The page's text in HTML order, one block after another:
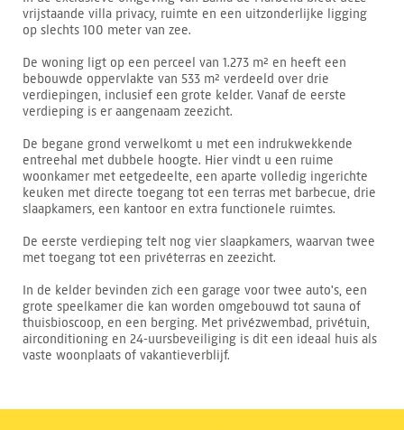
vrijstaande villa privacy, ruimte en een uitzonderlijke ligging
op slechts 100 meter van zee.
De woning ligt op een perceel van 1.273 m² en heeft een
bebouwde oppervlakte van 533 m² verdeeld over drie
verdiepingen, inclusief een grote kelder. Vanaf de eerste
verdieping is er aangenaam zeezicht.
De begane grond verwelkomt u met een indrukwekkende
entreehal met dubbele hoogte. Hier vindt u een ruime
woonkamer met eetgedeelte, een aparte volledig ingerichte
keuken met directe toegang tot een terras met barbecue, drie
slaapkamers, een kantoor en extra functionele ruimtes.
De eerste verdieping telt nog vier slaapkamers, waarvan twee
met toegang tot een privéterras en zeezicht.
In de kelder bevinden zich een garage voor twee auto's, een
grote speelkamer die kan worden omgebouwd tot sauna of
thuisbioscoop, en een berging. Met privézwembad, privétuin,
airconditioning en 24-uursbeveiliging is dit een ideaal huis als
vaste woonplaats of vakantieverblijf.